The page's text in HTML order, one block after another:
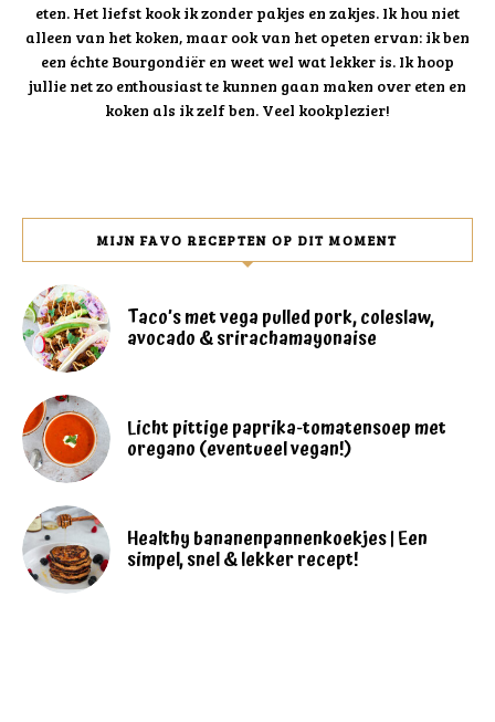
eten. Het liefst kook ik zonder pakjes en zakjes. Ik hou niet
alleen van het koken, maar ook van het opeten ervan: ik ben
een échte Bourgondiër en weet wel wat lekker is. Ik hoop
jullie net zo enthousiast te kunnen gaan maken over eten en
koken als ik zelf ben. Veel kookplezier!
MIJN FAVO RECEPTEN OP DIT MOMENT
Taco’s met vega pulled pork, coleslaw,
avocado & srirachamayonaise
Licht pittige paprika-tomatensoep met
oregano (eventueel vegan!)
Healthy bananenpannenkoekjes | Een
simpel, snel & lekker recept!